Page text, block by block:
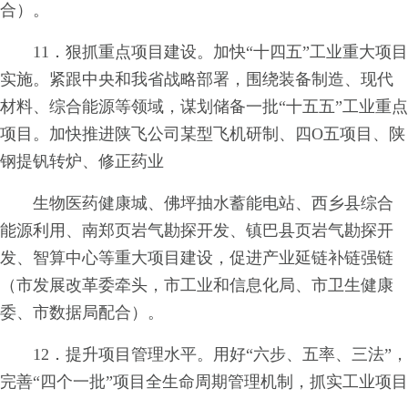
合）。
11．狠抓重点项目建设。加快“十四五”工业重大项目
实施。紧跟中央和我省战略部署，围绕装备制造、现代
材料、综合能源等领域，谋划储备一批“十五五”工业重点
项目。加快推进陕飞公司某型飞机研制、四O五项目、陕
钢提钒转炉、修正药业
生物医药健康城、佛坪抽水蓄能电站、西乡县综合
能源利用、南郑页岩气勘探开发、镇巴县页岩气勘探开
发、智算中心等重大项目建设，促进产业延链补链强链
（市发展改革委牵头，市工业和信息化局、市卫生健康
委、市数据局配合）。
12．提升项目管理水平。用好“六步、五率、三法”，
完善“四个一批”项目全生命周期管理机制，抓实工业项目